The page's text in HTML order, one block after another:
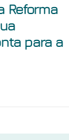
Reforma
para a